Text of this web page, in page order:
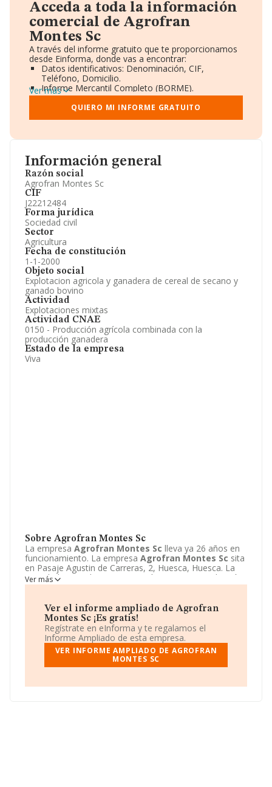
Información general
Razón social
Agrofran Montes Sc
CIF
J22212484
Forma jurídica
Sociedad civil
Sector
Agricultura
Fecha de constitución
1-1-2000
Objeto social
Explotacion agricola y ganadera de cereal de secano y
ganado bovino
Actividad
Explotaciones mixtas
Actividad CNAE
0150 - Producción agrícola combinada con la
producción ganadera
Estado de la empresa
Viva
Sobre Agrofran Montes Sc
La empresa Agrofran Montes Sc lleva ya 26 años en
funcionamiento. La empresa Agrofran Montes Sc sita
en Pasaje Agustin de Carreras, 2, Huesca, Huesca. La
actividad CNAE de esta compañía es 0150 - Producción
agrícola combinada con la producción ganadera. La
Sociedad civil.
Ver más
Ver el informe ampliado de Agrofran
Montes Sc ¡Es gratis!
Regístrate en eInforma y te regalamos el
Informe Ampliado de esta empresa.
VER INFORME AMPLIADO DE AGROFRAN
MONTES SC
Acceda a toda la información
comercial de Agrofran
Montes Sc
A través del informe gratuito que te proporcionamos
desde Einforma, donde vas a encontrar:
Datos identificativos: Denominación, CIF,
Teléfono, Domicilio.
Informe Mercantil Completo (BORME).
Gráficos de Evolución Ventas y Empleados.
Consejo de Administración y Administradores.
Directivos y Ejecutivos.
Información oficial y registral complementaria.
Ver más
QUIERO MI INFORME GRATUITO